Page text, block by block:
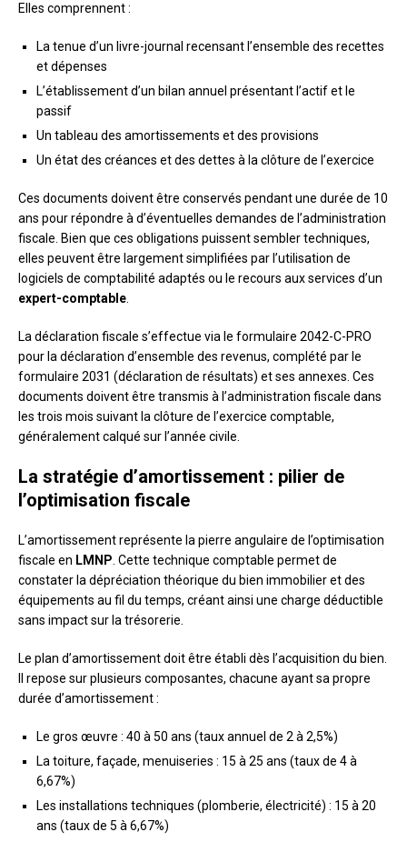
Elles comprennent :
La tenue d’un livre-journal recensant l’ensemble des recettes
et dépenses
L’établissement d’un bilan annuel présentant l’actif et le
passif
Un tableau des amortissements et des provisions
Un état des créances et des dettes à la clôture de l’exercice
Ces documents doivent être conservés pendant une durée de 10
ans pour répondre à d’éventuelles demandes de l’administration
fiscale. Bien que ces obligations puissent sembler techniques,
elles peuvent être largement simplifiées par l’utilisation de
logiciels de comptabilité adaptés ou le recours aux services d’un
expert-comptable
La déclaration fiscale s’effectue via le formulaire 2042-C-PRO
pour la déclaration d’ensemble des revenus, complété par le
formulaire 2031 (déclaration de résultats) et ses annexes. Ces
documents doivent être transmis à l’administration fiscale dans
les trois mois suivant la clôture de l’exercice comptable,
généralement calqué sur l’année civile.
La stratégie d’amortissement : pilier de
l’optimisation fiscale
L’amortissement représente la pierre angulaire de l’optimisation
fiscale en LMNP . Cette technique comptable permet de
constater la dépréciation théorique du bien immobilier et des
équipements au fil du temps, créant ainsi une charge déductible
sans impact sur la trésorerie.
Le plan d’amortissement doit être établi dès l’acquisition du bien.
Il repose sur plusieurs composantes, chacune ayant sa propre
durée d’amortissement :
Le gros œuvre : 40 à 50 ans (taux annuel de 2 à 2,5%)
La toiture, façade, menuiseries : 15 à 25 ans (taux de 4 à
6,67%)
Les installations techniques (plomberie, électricité) : 15 à 20
ans (taux de 5 à 6,67%)